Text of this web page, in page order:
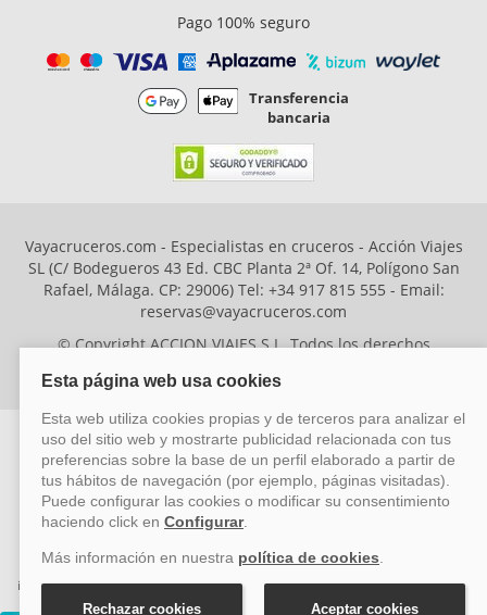
Pago 100% seguro
Transferencia
bancaria
Vayacruceros.com - Especialistas en cruceros - Acción Viajes
SL (C/ Bodegueros 43 Ed. CBC Planta 2ª Of. 14, Polígono San
Rafael, Málaga. CP: 29006) Tel: +34 917 815 555 - Email:
reservas@vayacruceros.com
© Copyright ACCION VIAJES S.L. Todos los derechos
ACCION VIAJES SL ha sido beneficiaria del Fondo Europeo de Desarrollo
Regional (FEDER), cuyo objetivo es mejorar la competitividad de las pymes
mediante el impulso de la innovación, el desarrollo tecnológico, la
investigación de calidad y el uso seguro y fiable del ciberespacio. Gracias a
esta financiación, la empresa ha puesto en marcha un Plan de Acción